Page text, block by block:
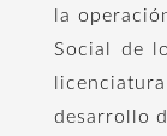
la
Social de
desarrollo